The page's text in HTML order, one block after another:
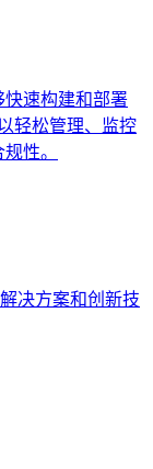
快速构建和部署
轻松管理、监控
性。
决方案和创新技